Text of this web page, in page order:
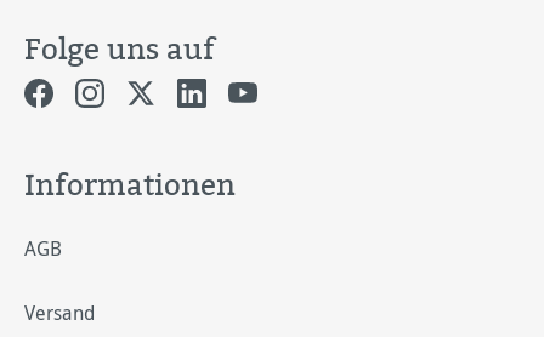
Folge uns auf
Informationen
AGB
Versand